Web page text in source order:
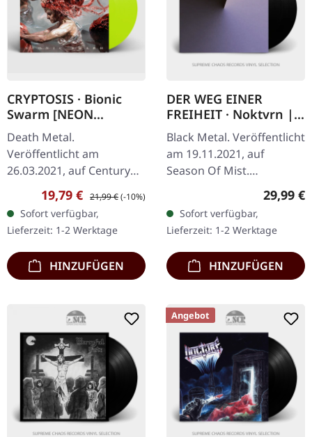
CRYPTOSIS · Bionic
Swarm [NEON
YELLOW] | LP
Death Metal.
Veröffentlicht am
26.03.2021, auf Century
Media Records. Exklusives
neon gelbes Vinyl im
Gatefold-Cover mit Album
auf CD, erhätllich nur…
Verkaufspreis:
19,79 € Regulärer Preis:
21,99 €(-10%)
Sofort verfügbar,
Lieferzeit: 1-2 Werktage
HINZUFÜGEN
DER WEG EINER
FREIHEIT · Noktvrn |
BLACK 2LP
Black Metal. Veröffentlicht
am 19.11.2021, auf
Season Of Mist.
Schwarzes Doppel-Vinyl
mit Etching auf der D-
Seite im Deluxe-Gatefold-
Cover und Insert…
29,99 €
Sofort verfügbar,
Lieferzeit: 1-2 Werktage
HINZUFÜGEN
Angebot